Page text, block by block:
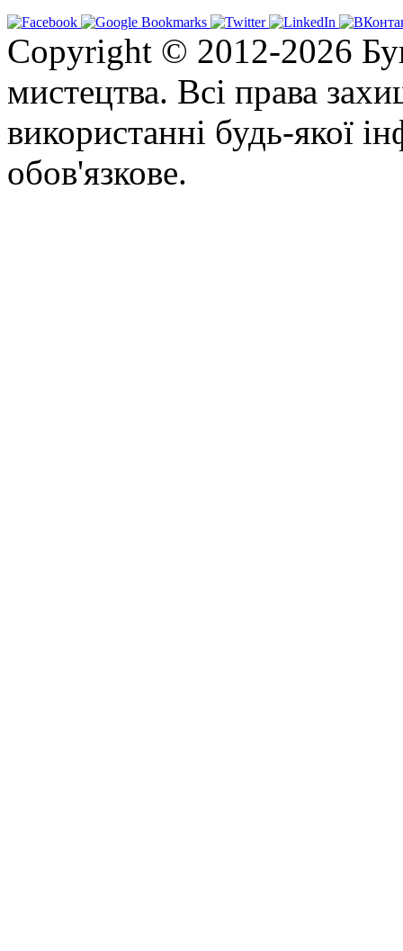
Copyright © 2012-2026
мистецтва. Всі права
використанні будь-якої
обов'язкове.